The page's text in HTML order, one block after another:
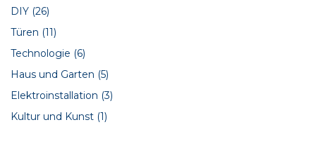
DIY (26)
Türen (11)
Technologie (6)
Haus und Garten (5)
Elektroinstallation (3)
Kultur und Kunst (1)